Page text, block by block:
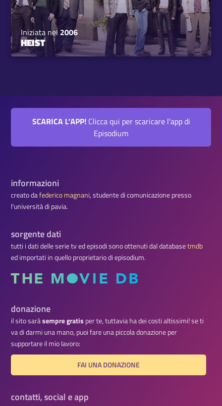
Iniziata nel2006
HEIST
SCARICA L'APP!Clicca qui per scaricare l'app di
Episodium
informazioni
creato dafederico magnani, studente di comunicazione presso
l'università di pavia.
sorgente dati
tutti i dati delle serie tv ed episodi sono ottenuti dal databasetmdb
ed importati in quello proprietario di episodium.
donazione
il sito saràsempre gratis per te, tuttavia ha dei costi altissimi! se ti
va di darmi una mano, puoi fare una piccola donazione per
supportare il mio lavoro:
FAI UNA DONAZIONE
contatti, social e app